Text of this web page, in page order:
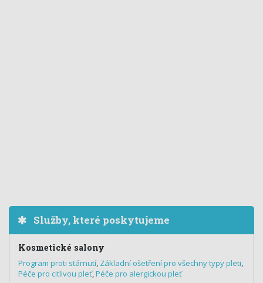
Služby, které poskytujeme
Kosmetické salony
Program proti stárnutí, Základní ošetření pro všechny typy pleti,
Péče pro citlivou pleť,Péče pro alergickou pleť